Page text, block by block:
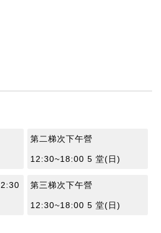
第二梯次下午營
12:30~18:00 5 堂(日)
第三梯次下午營
12:30~18:00 5 堂(日)